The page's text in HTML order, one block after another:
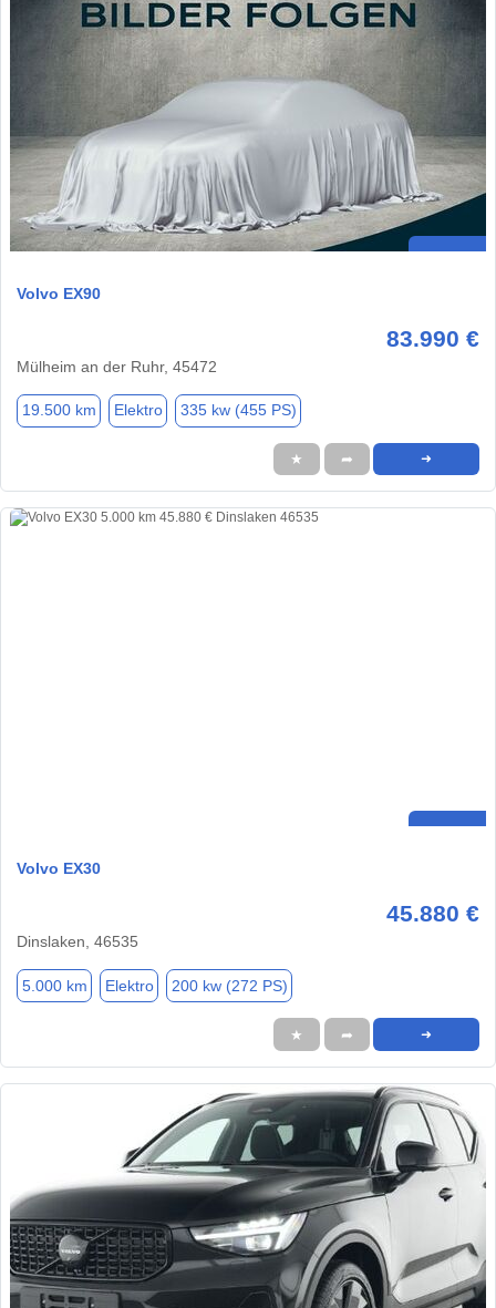
Volvo EX90
83.990 €
Mülheim an der Ruhr, 45472
19.500 km Elektro 335 kw (455 PS)
★ ➦ ➜
Volvo EX30
45.880 €
Dinslaken, 46535
5.000 km Elektro 200 kw (272 PS)
★ ➦ ➜